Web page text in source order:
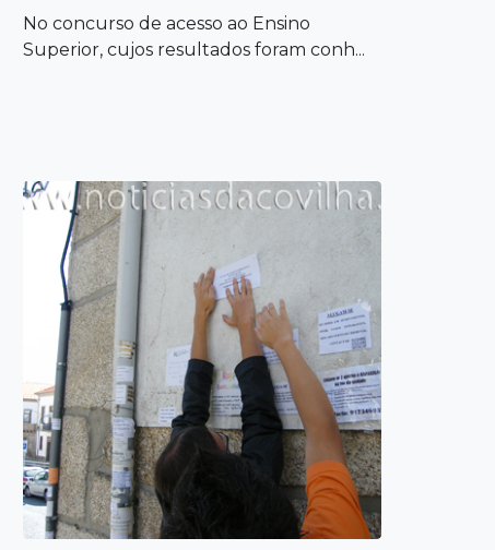
No concurso de acesso ao Ensino
Superior, cujos resultados foram conh...